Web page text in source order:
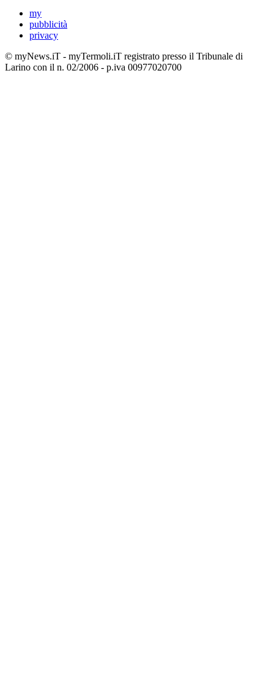
my
pubblicità
privacy
© myNews.iT - myTermoli.iT registrato presso il Tribunale di
Larino con il n. 02/2006 - p.iva 00977020700